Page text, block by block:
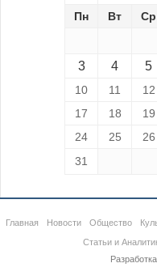
Пн Вт Ср
3 4 5
10
11 12
17
18 19
24
25 26
31
Главная Новости Общество
Статьи и